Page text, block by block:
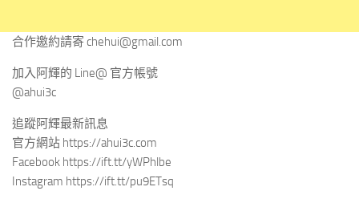
合作邀約請寄chehui@gmail.com
加入阿輝的 Line@ 官方帳號
@ahui3c
追蹤阿輝最新訊息
官方網站 https://ahui3c.com
Facebook https://ift.tt/yWPhlbe
Instagram https://ift.tt/pu9ETsq